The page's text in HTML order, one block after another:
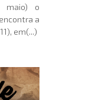
maio) o
a
em(...)